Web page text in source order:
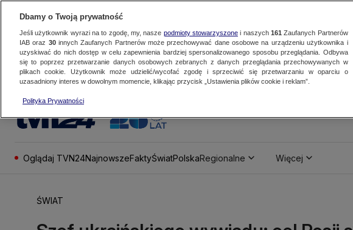
Oglądaj TVN24NajnowszeFaktyŚwiatPolskaRegionalne Więcej
ŚWIAT
Dbamy o Twoją prywatność
Jeśli użytkownik wyrazi na to zgodę, my, nasze podmioty stowarzyszonei naszych 161 Zaufanych Partnerów
IAB oraz 30innych Zaufanych Partnerów może przechowywać dane osobowe na urządzeniu użytkownika i
uzyskiwać do nich dostęp w celu zapewnienia bardziej spersonalizowanego sposobu przeglądania. Odbywa
się to poprzez przetwarzanie danych osobowych zebranych z danych przeglądania przechowywanych w
plikach cookie. Użytkownik może udzielić/wycofać zgodę i sprzeciwić się przetwarzaniu w oparciu o
uzasadniony interes w dowolnym momencie, klikając przycisk „Ustawienia plików cookie i reklam”.
Polityka Prywatności